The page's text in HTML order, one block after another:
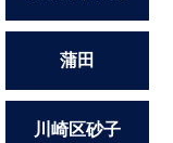
蒲田
川崎区砂子